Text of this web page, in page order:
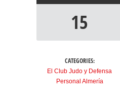
15
CATEGORIES:
El Club Judo y Defensa
Personal Almería